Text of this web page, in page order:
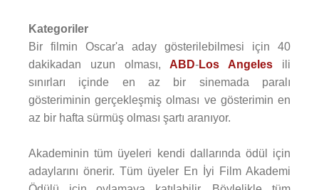
Kategoriler
Bir filmin Oscar'a aday gösterilebilmesi için 40
dakikadan uzun olması,ABD-Los Angeles ili
sınırları içinde en az bir sinemada paralı
gösteriminin gerçekleşmiş olması ve gösterimin en
az bir hafta sürmüş olması şartı aranıyor.
Akademinin tüm üyeleri kendi dallarında ödül için
adaylarını önerir. Tüm üyeler En İyi Film Akademi